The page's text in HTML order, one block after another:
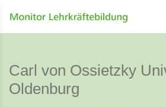
Carl von Ossietzky
Oldenburg